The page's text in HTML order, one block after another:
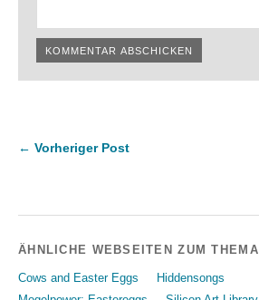
← Vorheriger Post
ÄHNLICHE WEBSEITEN ZUM THEMA
Cows and Easter Eggs
Hiddensongs